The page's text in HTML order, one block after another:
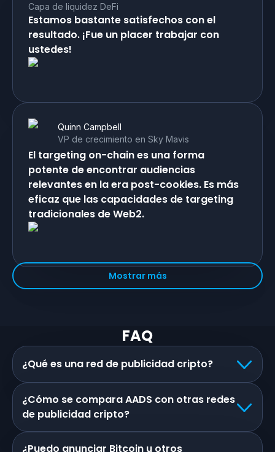
Estamos bastante satisfechos con el
resultado. ¡Fue un placer trabajar con
ustedes!
Capa de liquidez DeFi
El targeting on-chain es una forma
potente de encontrar audiencias
relevantes en la era post-cookies. Es más
eficaz que las capacidades de targeting
tradicionales de Web2.
Quinn Campbell
VP de crecimiento en Sky Mavis
Mostrar más
FAQ
¿Qué es una red de publicidad cripto?
¿Cómo se compara AADS con otras redes
de publicidad cripto?
¿Puedo anunciar Bitcoin u otros